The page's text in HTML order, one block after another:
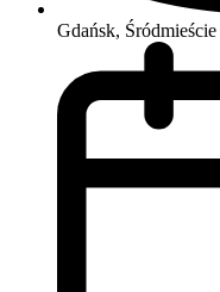
Gdańsk, Śródmieście